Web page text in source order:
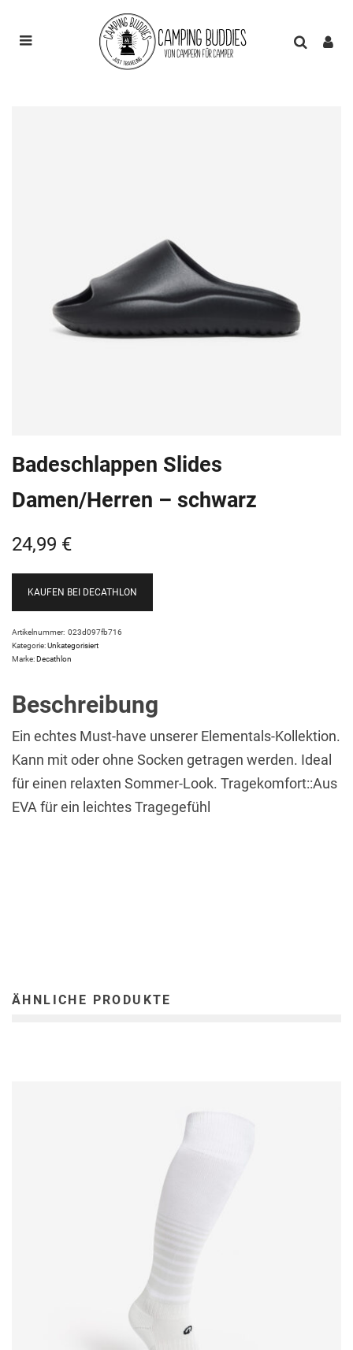
Badeschlappen Slides
Damen/Herren – schwarz
24,99 €
KAUFEN BEI DECATHLON
Artikelnummer: 023d097fb716
Kategorie:Unkategorisiert
Marke:Decathlon
Beschreibung
Ein echtes Must-have unserer Elementals-Kollektion.
Kann mit oder ohne Socken getragen werden. Ideal
für einen relaxten Sommer-Look. Tragekomfort::Aus
EVA für ein leichtes Tragegefühl
ÄHNLICHE PRODUKTE